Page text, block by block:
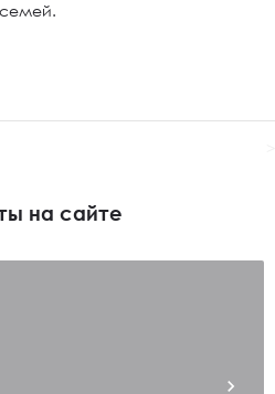
семей.
на сайте